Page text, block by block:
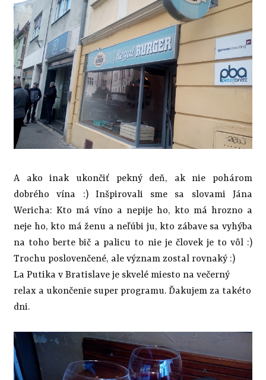
A ako inak ukončiť pekný deň, ak nie pohárom
dobrého vína :) Inšpirovali sme sa slovami Jána
Wericha: Kto má víno a nepije ho, kto má hrozno a
neje ho, kto má ženu a neľúbi ju, kto zábave sa vyhýba
na toho berte bič a palicu to nie je človek je to vôl :)
Trochu poslovenčené, ale význam zostal rovnaký :)
La Putika v Bratislave je skvelé miesto na večerný
relax a ukončenie super programu. Ďakujem za takéto
dni.